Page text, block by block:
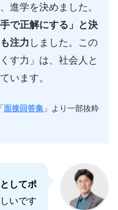
進学を決めました。
で正解にする」と決
注力 しました。この
す力」は、社会人と
います。
「 面接回答集 」より一部抜粋
してポ
いです